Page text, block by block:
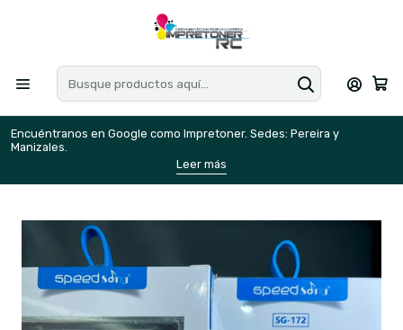
Encuéntranos en Google como Impretoner. Sedes: Pereira y
Manizales.
Leer más